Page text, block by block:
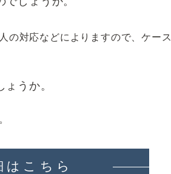
対応などによりますので、ケー
うか。
はこちら